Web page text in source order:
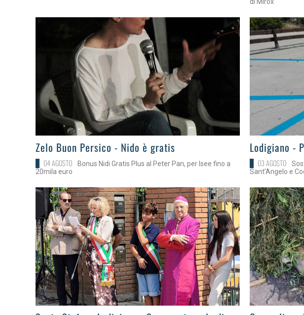
>
Zelo Buon Persico - Nido è gratis
04 AGOSTO
Bonus Nidi Gratis Plus al Peter Pan, per Isee fino a
20mila euro
>Lodigiano -
03 AGOSTO
Sant’Angelo e
> >